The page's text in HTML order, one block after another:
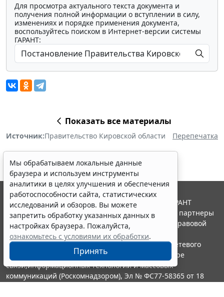
Для просмотра актуального текста документа и
получения полной информации о вступлении в силу,
изменениях и порядке применения документа,
воспользуйтесь поиском в Интернет-версии системы
ГАРАНТ:
Показать все материалы
Источник:Правительство Кировской области Перепечатка
Мы обрабатываем локальные данные
браузера и используем инструменты
аналитики в целях улучшения и обеспечения
работоспособности сайта, статистических
исследований и обзоров. Вы можете
запретить обработку указанных данных в
настройках браузера. Пожалуйста,
ознакомьтесь с условиями их обработки.
Принять
© ООО "НПП "ГАРАНТ-СЕРВИС", 2026. Система ГАРАНТ
выпускается с 1990 года. Компания "Гарант" и ее партнеры
являются участниками Российской ассоциации правовой
информации ГАРАНТ.
Портал ГАРАНТ.РУ зарегистрирован в качестве сетевого
издания Федеральной службой по надзору в сфере
связи,информационных технологий и массовых
коммуникаций (Роскомнадзором), Эл № ФС77-58365 от 18